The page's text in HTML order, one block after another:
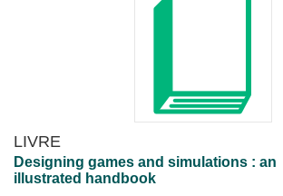
LIVRE
Designing games and simulations : an
illustrated handbook